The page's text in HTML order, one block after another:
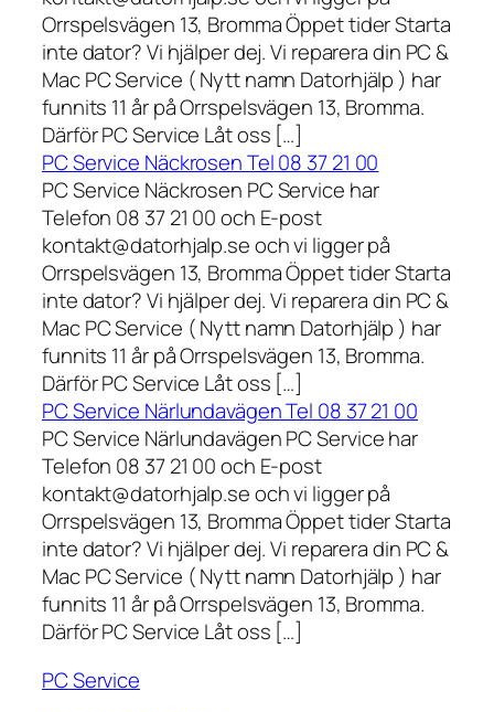
Orrspelsvägen 13, Bromma Öppet tider Starta
inte dator? Vi hjälper dej. Vi reparera din PC &
Mac PC Service ( Nytt namn Datorhjälp ) har
funnits 11 år på Orrspelsvägen 13, Bromma.
Därför PC Service Låt oss […]
PC Service Näckrosen Tel 08 37 21 00
PC Service Näckrosen PC Service har
Telefon 08 37 21 00 och E-post
kontakt@datorhjalp.se och vi ligger på
Orrspelsvägen 13, Bromma Öppet tider Starta
inte dator? Vi hjälper dej. Vi reparera din PC &
Mac PC Service ( Nytt namn Datorhjälp ) har
funnits 11 år på Orrspelsvägen 13, Bromma.
Därför PC Service Låt oss […]
PC Service Närlundavägen Tel 08 37 21 00
PC Service Närlundavägen PC Service har
Telefon 08 37 21 00 och E-post
kontakt@datorhjalp.se och vi ligger på
Orrspelsvägen 13, Bromma Öppet tider Starta
inte dator? Vi hjälper dej. Vi reparera din PC &
Mac PC Service ( Nytt namn Datorhjälp ) har
funnits 11 år på Orrspelsvägen 13, Bromma.
Därför PC Service Låt oss […]
PC Service